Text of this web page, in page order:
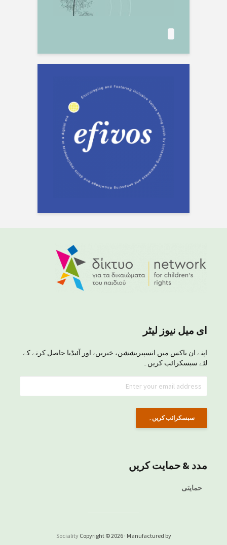
ای میل نیوز لیٹر
اپنے ان باکس میں انسپیریششن، خبریں، اور آئیڈیا حاصل کرنے کے
لئے سبسکرائب کریں۔
مدد & حمایت کریں
حمایتی
Copyright © 2026 · Manufactured by
Sociality